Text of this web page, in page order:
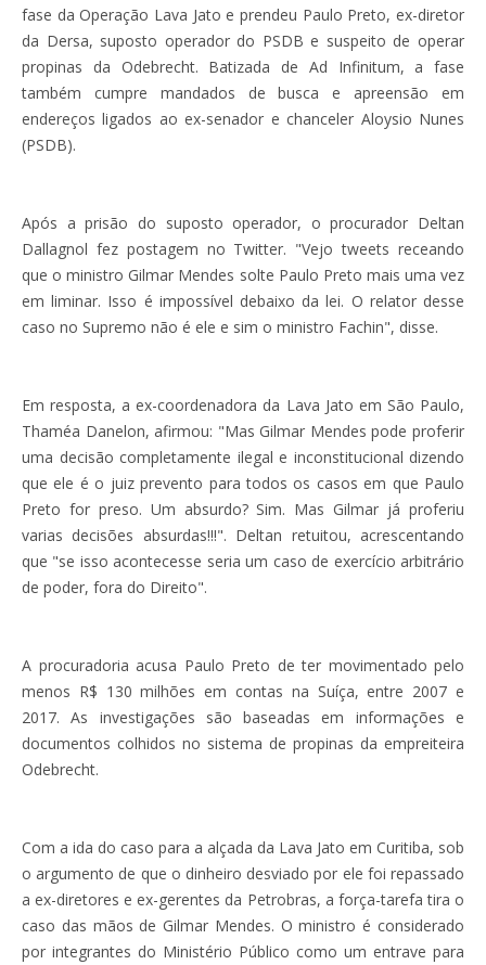
fase da Operação Lava Jato e prendeu Paulo Preto, ex-diretor
da Dersa, suposto operador do PSDB e suspeito de operar
propinas da Odebrecht. Batizada de Ad Infinitum, a fase
também cumpre mandados de busca e apreensão em
endereços ligados ao ex-senador e chanceler Aloysio Nunes
(PSDB).
Após a prisão do suposto operador, o procurador Deltan
Dallagnol fez postagem no Twitter. "Vejo tweets receando
que o ministro Gilmar Mendes solte Paulo Preto mais uma vez
em liminar. Isso é impossível debaixo da lei. O relator desse
caso no Supremo não é ele e sim o ministro Fachin", disse.
Em resposta, a ex-coordenadora da Lava Jato em São Paulo,
Thaméa Danelon, afirmou: "Mas Gilmar Mendes pode proferir
uma decisão completamente ilegal e inconstitucional dizendo
que ele é o juiz prevento para todos os casos em que Paulo
Preto for preso. Um absurdo? Sim. Mas Gilmar já proferiu
varias decisões absurdas!!!". Deltan retuitou, acrescentando
que "se isso acontecesse seria um caso de exercício arbitrário
de poder, fora do Direito".
A procuradoria acusa Paulo Preto de ter movimentado pelo
menos R$ 130 milhões em contas na Suíça, entre 2007 e
2017. As investigações são baseadas em informações e
documentos colhidos no sistema de propinas da empreiteira
Odebrecht.
Com a ida do caso para a alçada da Lava Jato em Curitiba, sob
o argumento de que o dinheiro desviado por ele foi repassado
a ex-diretores e ex-gerentes da Petrobras, a força-tarefa tira o
caso das mãos de Gilmar Mendes. O ministro é considerado
por integrantes do Ministério Público como um entrave para